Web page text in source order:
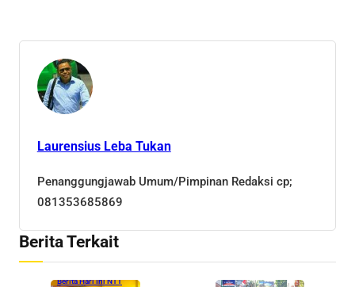
Laurensius Leba Tukan
Penanggungjawab Umum/Pimpinan Redaksi cp;
081353685869
Berita Terkait
Berita Hari Ini NTT